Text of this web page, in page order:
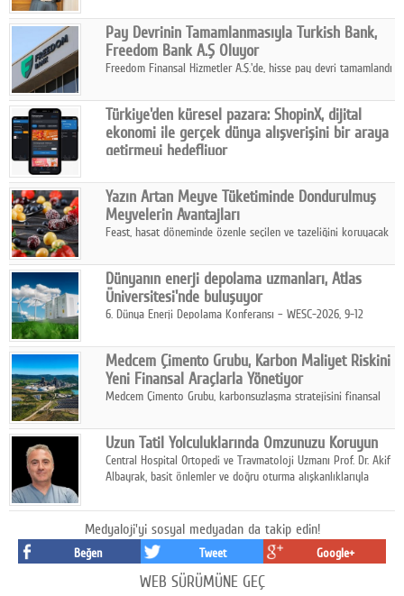
Pay Devrinin Tamamlanmasıyla Turkish Bank,
Freedom Bank A.Ş Oluyor
Freedom Finansal Hizmetler A.Ş.'de, hisse pay devri tamamlandı
Turkish Bank'ın ticaret unvanının “Freedom Bank A.Ş.” olmasına
karar verildi.
Türkiye'den küresel pazara: ShopinX, dijital
ekonomi ile gerçek dünya alışverişini bir araya
getirmeyi hedefliyor
ekonomi ile gerçek dünya alışveriş deneyimi arasında köprü
kurmayı hedefleyen vizyonuyla uluslararası pazarlara açılıyor.
Yazın Artan Meyve Tüketiminde Dondurulmuş
Meyvelerin Avantajları
Feast, hasat döneminde özenle seçilen ve tazeliğini koruyacak
pratik, güvenilir ve lezzetli bir alternatif sunuyor.
Dünyanın enerji depolama uzmanları, Atlas
Üniversitesi'nde buluşuyor
6. Dünya Enerji Depolama Konferansı – WESC-2026, 9-12
sahipliğinde gerçekleştirilecek.
Medcem Çimento Grubu, Karbon Maliyet Riskini
Yeni Finansal Araçlarla Yönetiyor
Medcem Çimento Grubu, karbonsuzlaşma stratejisini finansal
Uzun Tatil Yolculuklarında Omzunuzu Koruyun
Central Hospital Ortopedi ve Travmatoloji Uzmanı Prof. Dr. Akif
Albayrak, basit önlemler ve doğru oturma alışkanlıklarıyla
Medyaloji'yi sosyal medyadan da takip edin!
Beğen Tweet Google+
WEB SÜRÜMÜNE GEÇ